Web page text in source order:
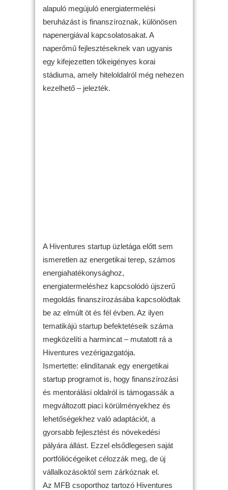
alapuló megújuló energiatermelési
beruházást is finanszíroznak, különösen
napenergiával kapcsolatosakat. A
naperőmű fejlesztéseknek van ugyanis
egy kifejezetten tőkeigényes korai
stádiuma, amely hiteloldalról még nehezen
kezelhető – jelezték.
A Hiventures startup üzletága előtt sem
ismeretlen az energetikai terep, számos
energiahatékonysághoz,
energiatermeléshez kapcsolódó újszerű
megoldás finanszírozásába kapcsolódtak
be az elmúlt öt és fél évben. Az ilyen
tematikájú startup befektetéseik száma
megközelíti a harmincat – mutatott rá a
Hiventures vezérigazgatója.
Ismertette: elindítanak egy energetikai
startup programot is, hogy finanszírozási
és mentorálási oldalról is támogassák a
megváltozott piaci körülményekhez és
lehetőségekhez való adaptációt, a
gyorsabb fejlesztést és növekedési
pályára állást. Ezzel elsődlegesen saját
portfóliócégeiket célozzák meg, de új
vállalkozásoktól sem zárkóznak el.
Az MFB csoporthoz tartozó Hiventures